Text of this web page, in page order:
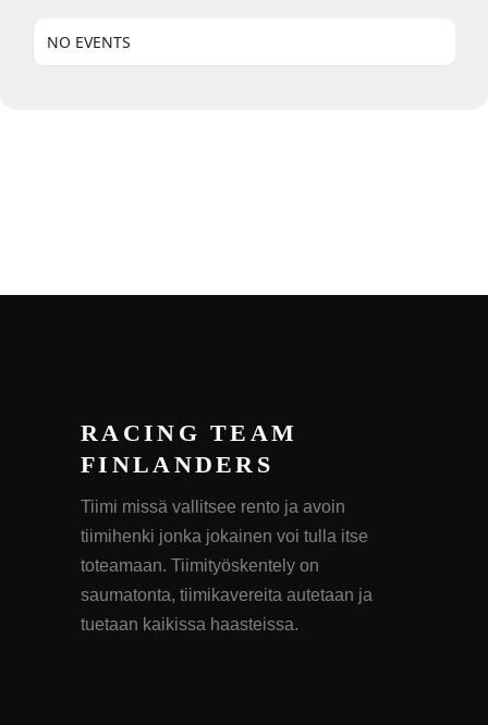
NO EVENTS
RACING TEAM
FINLANDERS
Tiimi missä vallitsee rento ja avoin
tiimihenki jonka jokainen voi tulla itse
toteamaan. Tiimityöskentely on
saumatonta, tiimikavereita autetaan ja
tuetaan kaikissa haasteissa.